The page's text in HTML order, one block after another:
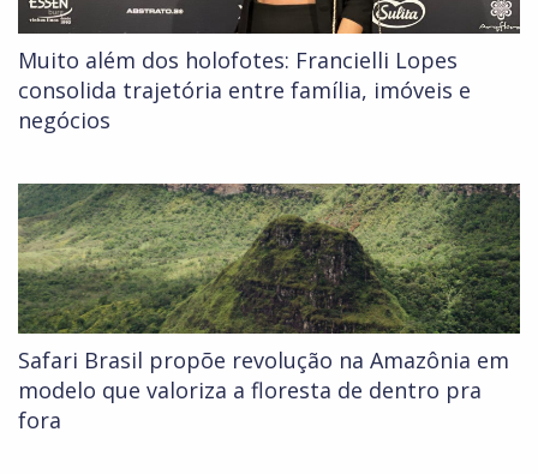
Muito além dos holofotes: Francielli Lopes
consolida trajetória entre família, imóveis e
negócios
Safari Brasil propõe revolução na Amazônia em
modelo que valoriza a floresta de dentro pra
fora